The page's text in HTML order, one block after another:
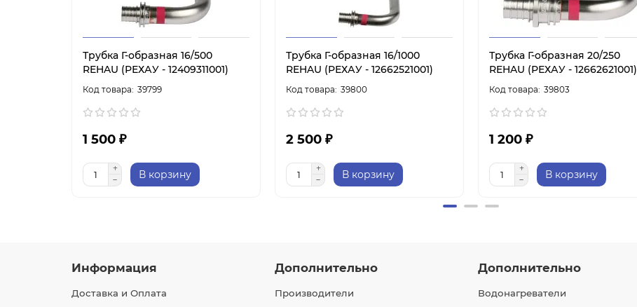
Трубка Г-образная 16/500
REHAU (РЕХАУ - 12409311001)
39799
1 500 ₽
В корзину
Трубка Г-образная 16/1000
REHAU (РЕХАУ - 12662521001)
39800
2 500 ₽
В корзину
Трубка Г-образная 20/250
REHAU (РЕХАУ - 12662621001)
39803
1 200 ₽
В корзину
Информация
Доставка и Оплата
Дополнительно
Производители
Дополнительно
Водонагреватели